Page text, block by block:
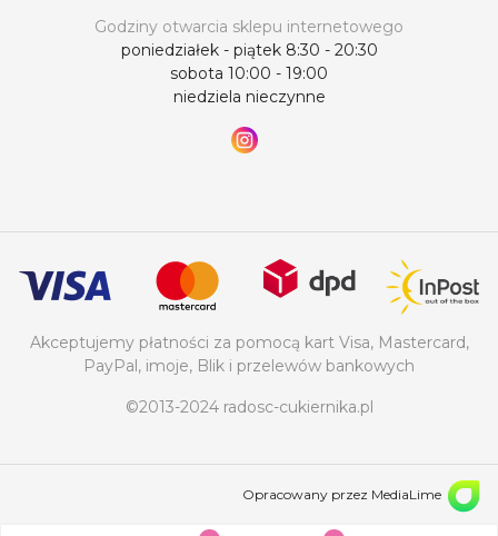
Godziny otwarcia sklepu internetowego
poniedziałek - piątek 8:30 - 20:30
sobota 10:00 - 19:00
niedziela nieczynne
Akceptujemy płatności za pomocą kart Visa, Mastercard,
PayPal, imoje, Blik i przelewów bankowych
©2013-2024 radosc-cukiernika.pl
Opracowany przez MediaLime